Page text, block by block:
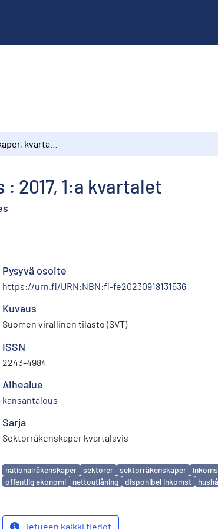
2017, 1:a kvartalet
Pysyvä osoite
https://urn.fi/URN:NBN:fi-fe20230918131536
Kuvaus
Suomen virallinen tilasto (SVT)
ISSN
2243-4984
Aihealue
kansantalous
Sarja
Sektorräkenskaper kvartalsvis
Avainsanat
nationalräkenskaper sektorer sektorräkenskaper
offentlig ekonomi
nettoutlåning disponibel inkomst
Tietueen kaikki tiedot